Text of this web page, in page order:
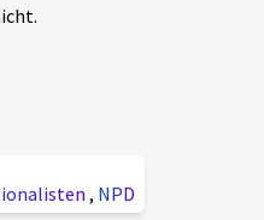
, NPD